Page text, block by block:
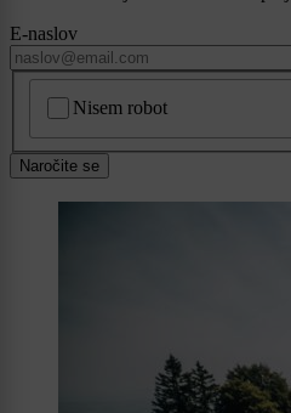
E-naslov
Nisem robot
Naročite se